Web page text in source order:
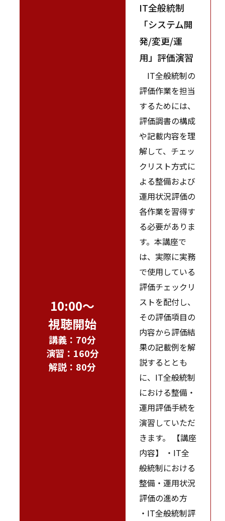
10:00～
視聴開始
講義：70分
演習：160分
解説：80分
IT全般統制
「システム開
発/変更/運
用」評価演習
IT全般統制の
評価作業を担当
するためには、
評価調書の構成
や記載内容を理
解して、チェッ
クリスト方式に
よる整備および
運用状況評価の
各作業を習得す
る必要がありま
す。本講座で
は、実際に実務
で使用している
評価チェックリ
ストを配付し、
その評価項目の
内容から評価結
果の記載例を解
説するととも
に、IT全般統制
における整備・
運用評価手続を
演習していただ
きます。 【講座
内容】 ・IT全
般統制における
整備・運用状況
評価の進め方
・IT全般統制評